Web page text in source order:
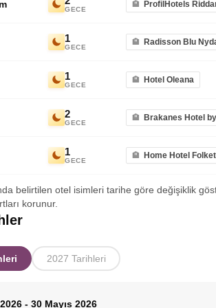
GECE
ProfilHotels
1
GECE
Radisson Blu
1
GECE
Hotel Oleana
2
GECE
Brakanes Hotel
1
GECE
Home Hotel
belirtilen otel isimleri tarihe göre değişiklik
korunur.
2027 Tarihleri
- 30 Mayıs 2026